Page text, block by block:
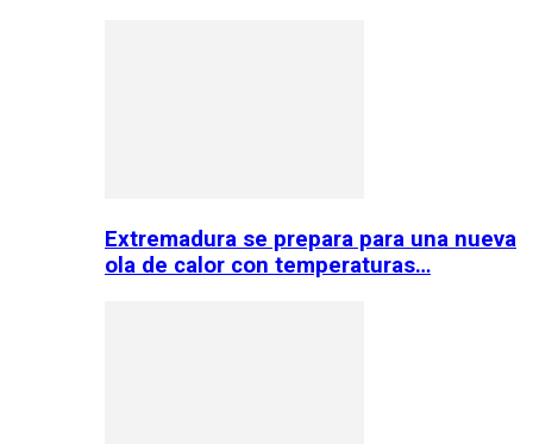
Extremadura se prepara para una nueva
ola de calor con temperaturas…